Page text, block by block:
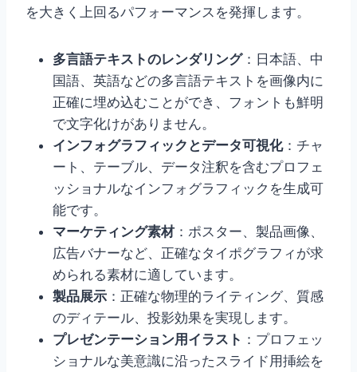
を大きく上回るパフォーマンスを発揮します。
多言語テキストのレンダリング：日本語、中
国語、英語などの多言語テキストを画像内に
正確に埋め込むことができ、フォントも鮮明
で文字化けがありません。
インフォグラフィックとデータ可視化：チャ
ート、テーブル、データ注釈を含むプロフェ
ッショナルなインフォグラフィックを生成可
能です。
マーケティング素材：ポスター、製品画像、
広告バナーなど、正確なタイポグラフィが求
められる素材に適しています。
製品展示 ：正確な物理的ライティング、質感
のディテール、投影効果を実現します。
プレゼンテーション用イラスト ：プロフェッ
ショナルな美意識に沿ったスライド用挿絵を